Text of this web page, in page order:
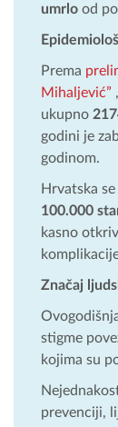
umrlo od
Prema
Mihaljević”
ukupno
godini je
godinom.
Hrvatska
100.000
kasno
Značaj
stigme
kojima su
prevenciji,